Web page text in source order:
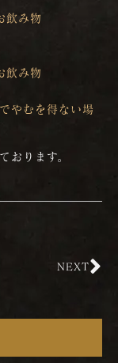
み物
み物
やむを得ない場
おります。
NEXT